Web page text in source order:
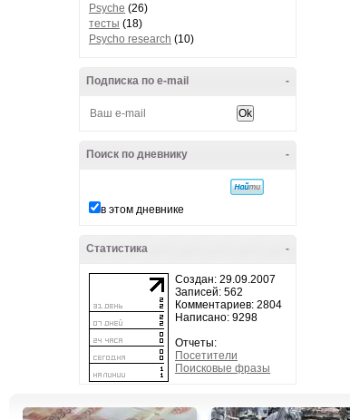
Psyche (26)
тесты (18)
Psycho research (10)
-
Подписка по e-mail
-
Поиск по дневнику
в этом дневнике
-
Статистика
Создан: 29.09.2007
Записей: 562
Комментариев: 2804
Написано: 9298
Отчеты:
Посетители
Поисковые фразы